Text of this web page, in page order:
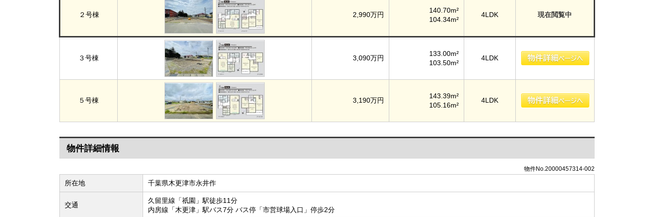
２号棟 2,990万円
140.70m²
104.34m²
4LDK 現在閲覧中
３号棟 3,090万円
133.00m²
103.50m²
4LDK
５号棟 3,190万円
143.39m²
105.16m²
4LDK
物件詳細情報
物件No.20000457314-002
所在地 千葉県木更津市永井作
交通
久留里線「祇園」駅徒歩11分
内房線「木更津」駅バス7分 バス停「市営球場入口」停歩2分